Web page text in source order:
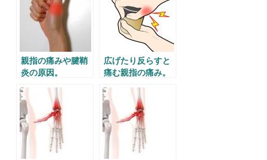
親指の痛みや腱鞘
炎の原因。
広げたり反らすと
痛む親指の痛み。